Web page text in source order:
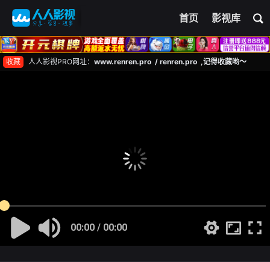
首页 影视库
收藏 人人影视PRO网址： www.renren.pro / renren.pro ,记得收藏哟～
00:00 / 00:00